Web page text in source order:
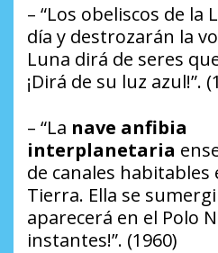
– “Los obeliscos de
día y destrozarán la
Luna dirá de seres
¡Dirá de su luz azul!”.
– “La nave anfibia
interplanetaria
de canales
Tierra. Ella se
aparecerá en el Polo
instantes!”. (1960)